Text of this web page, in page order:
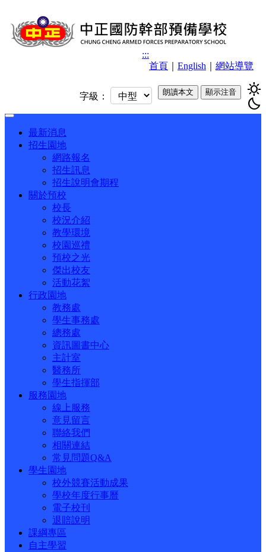
首頁 English 網站導覽
:::
sunny
bedtime
朗讀本文 顯示注音
字級：
Toggle
navigation最新消息
招生園地
網路報名
招生訊息
招生說明會期程
關於預校
校長
校況介紹
教學環境
校園巡禮
預校之光
傑出校友
活動花絮
行政園地
教務處
學生事務處
總務處
資訊圖書中心
主計室
醫務所
學生指揮部
服務園地
線上服務
意見留言
聯絡我們
相關連結
常見問題Q&A
學生園地
校外競賽活動成果
學校年度行事曆
電子校刊
退賠說明
課綱專區
自主學習